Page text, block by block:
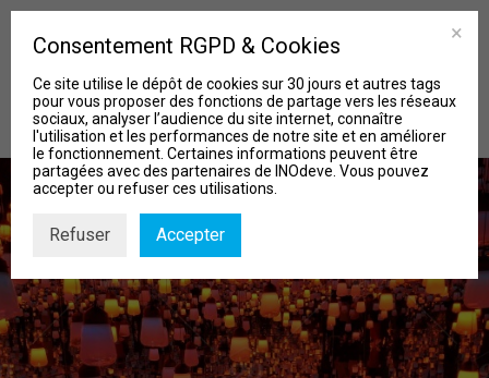
MISSIONS
Qui sommes-nous?
Nos Projets
Actu & Biblio
Consentement RGPD & Cookies
Ce site utilise le dépôt de cookies sur 30 jours et autres tags
pour vous proposer des fonctions de partage vers les réseaux
sociaux, analyser l’audience du site internet, connaître
l'utilisation et les performances de notre site et en améliorer
le fonctionnement. Certaines informations peuvent être
partagées avec des partenaires de INOdeve. Vous pouvez
accepter ou refuser ces utilisations.
Refuser Accepter